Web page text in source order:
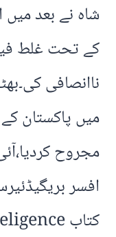
شاہ نے بعد میں
کے تحت غلط
ناانصافی
میں پاکستان
مجروح
افسر